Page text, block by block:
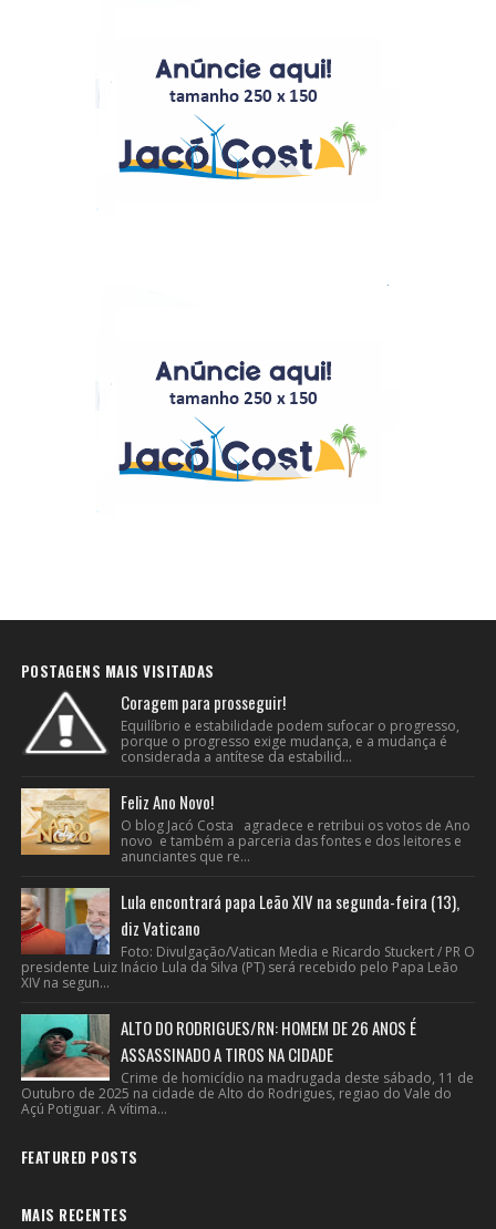
POSTAGENS MAIS VISITADAS
Coragem para prosseguir!
Equilíbrio e estabilidade podem sufocar o progresso,
porque o progresso exige mudança, e a mudança é
considerada a antítese da estabilid...
Feliz Ano Novo!
O blog Jacó Costa agradece e retribui os votos de Ano
novo e também a parceria das fontes e dos leitores e
anunciantes que re...
Lula encontrará papa Leão XIV na segunda-feira (13),
diz Vaticano
Foto: Divulgação/Vatican Media e Ricardo Stuckert / PR O
presidente Luiz Inácio Lula da Silva (PT) será recebido pelo Papa Leão
XIV na segun...
ALTO DO RODRIGUES/RN: HOMEM DE 26 ANOS É
ASSASSINADO A TIROS NA CIDADE
Crime de homicídio na madrugada deste sábado, 11 de
Outubro de 2025 na cidade de Alto do Rodrigues, regiao do Vale do
Açú Potiguar. A vítima...
FEATURED POSTS
MAIS RECENTES